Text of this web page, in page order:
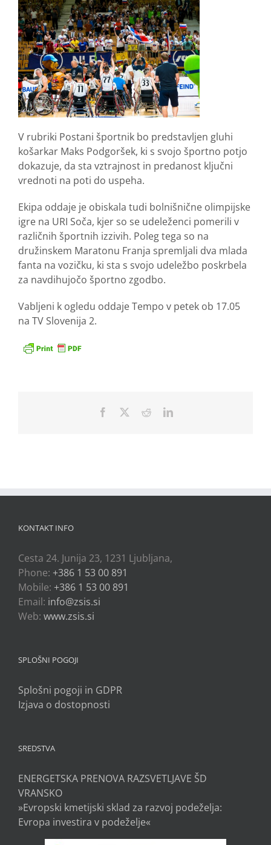
V rubriki Postani športnik bo predstavljen gluhi
košarkar Maks Podgoršek, ki s svojo športno potjo
dokazuje, da sta vztrajnost in predanost ključni
vrednoti na poti do uspeha.
Ekipa oddaje je obiskala tudi bolnišnične olimpijske
igre na URI Soča, kjer so se udeleženci pomerili v
različnih športnih izzivih. Poleg tega so na
družinskem Maratonu Franja spremljali dva mlada
fanta na vozičku, ki sta s svojo udeležbo poskrbela
za navdihujočo športno zgodbo.
Vabljeni k ogledu oddaje Tempo v petek ob 17.05
na TV Slovenija 2.
Facebook RedditLinkedIn
KONTAKT INFO
Cesta 24. Junija 23, 1231 Ljubljana,
Phone: +386 1 53 00 891
Mobile: +386 1 53 00 891
Email: info@zsis.si
Web: www.zsis.si
SPLOŠNI POGOJI
Splošni pogoji in GDPR
Izjava o dostopnosti
SREDSTVA
ENERGETSKA PRENOVA RAZSVETLJAVE ŠD
VRANSKO
»Evropski kmetijski sklad za razvoj podeželja:
Evropa investira v podeželje«